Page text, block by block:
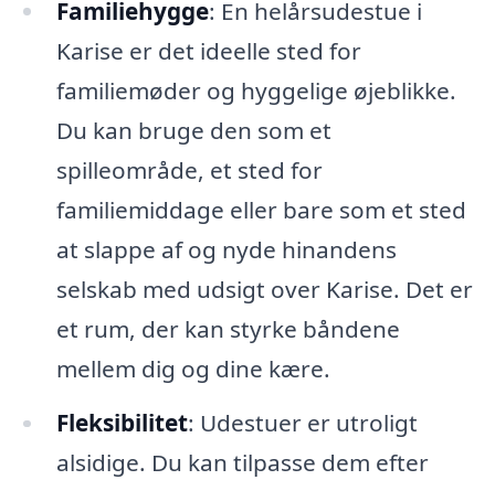
Familiehygge: En helårsudestue i
Karise er det ideelle sted for
familiemøder og hyggelige øjeblikke.
Du kan bruge den som et
spilleområde, et sted for
familiemiddage eller bare som et sted
at slappe af og nyde hinandens
selskab med udsigt over Karise. Det er
et rum, der kan styrke båndene
mellem dig og dine kære.
Fleksibilitet: Udestuer er utroligt
alsidige. Du kan tilpasse dem efter